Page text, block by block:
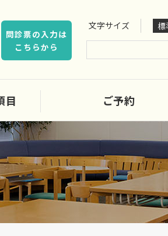
問診票の入力は
こちらから
文字サイズ 標
目 ご予約